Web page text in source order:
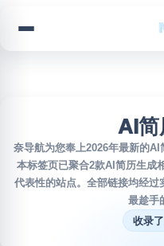
AI简
奈导航为您奉上2026年最新的AI
本标签页已聚合2款AI简历生成
代表性的站点。全部链接均经过
最趁手
收录